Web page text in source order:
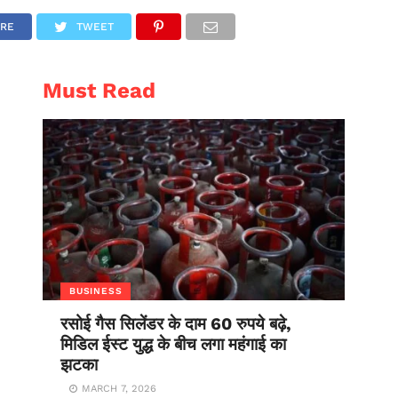
ENTERTAINMENT
TWEET
Must Read
BUSINESS
रसोई गैस सिलेंडर के दाम 60 रुपये बढ़े,
मिडिल ईस्ट युद्ध के बीच लगा महंगाई का
झटका
MARCH 7, 2026